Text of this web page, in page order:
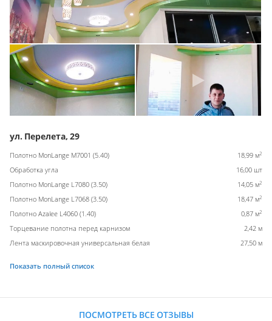
ул. Перелета, 29
Полотно MonLange M7001 (5.40) 18,99 м2
Обработка угла
16,00 шт
Полотно MonLange L7080 (3.50)
14,05 м2
Полотно MonLange L7068 (3.50) 18,47 м2
Полотно Azalee L4060 (1.40) 0,87 м2
Торцевание полотна перед карнизом
2,42 м
Лента маскировочная универсальная белая
27,50 м
Показать полный список
ПОСМОТРЕТЬ ВСЕ ОТЗЫВЫ